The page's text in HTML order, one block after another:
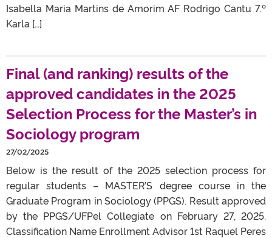
Isabella Maria Martins de Amorim AF Rodrigo Cantu 7.º
Karla […]
Final (and ranking) results of the
approved candidates in the 2025
Selection Process for the Master’s in
Sociology program
27/02/2025
Below is the result of the 2025 selection process for
regular students – MASTER’S degree course in the
Graduate Program in Sociology (PPGS). Result approved
by the PPGS/UFPel Collegiate on February 27, 2025.
Classification Name Enrollment Advisor 1st Raquel Peres